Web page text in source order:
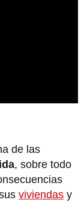
de las
, sobre todo
viviendas y